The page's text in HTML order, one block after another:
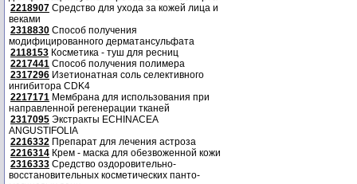
2218907 Средство для ухода за кожей лица и
веками
2318830 Способ получения
модифицированного дерматансульфата
2118153 Косметика - туш для ресниц
2217441 Способ получения полимера
2317296 Изетионатная соль селективного
ингибитора CDK4
2217171 Мембрана для использования при
направленной регенерации тканей
2317095 Экстракты ECHINACEA
ANGUSTIFOLIA
2216332 Препарат для лечения астроза
2216314 Крем - маска для обезвоженной кожи
2316333 Средство оздоровительно-
восстановительных косметических панто-